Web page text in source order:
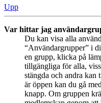
Upp
Var hittar jag
Du kan visa alla
“Användargrupper” i
en grupp, klicka på
tillgängliga för alla,
stängda och andra kan
är öppen kan du gå
knapp. Om gruppen